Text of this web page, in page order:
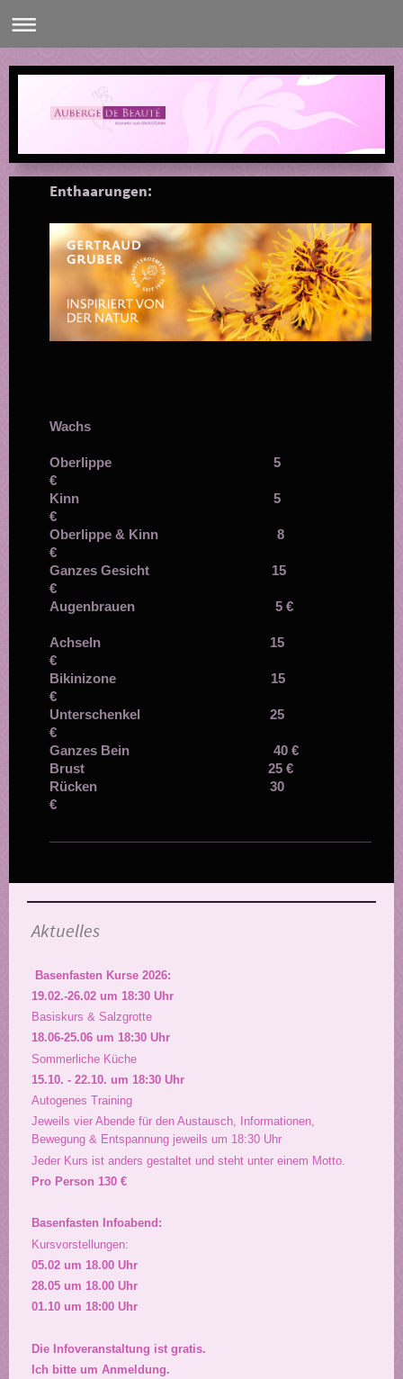
Enthaarungen:
Wachs
Oberlippe 5
€
Kinn 5
€
Oberlippe & Kinn 8
€
Ganzes Gesicht 15
€
Augenbrauen 5 €
Achseln 15
€
Bikinizone 15
€
Unterschenkel 25
€
Ganzes Bein 40 €
Brust 25 €
Rücken 30
€
Aktuelles
Basenfasten Kurse 2026:
19.02.-26.02 um 18:30 Uhr
Basiskurs & Salzgrotte
18.06-25.06 um 18:30 Uhr
Sommerliche Küche
15.10. - 22.10. um 18:30 Uhr
Autogenes Training
Jeweils vier Abende für den Austausch, Informationen,
Bewegung & Entspannung jeweils um 18:30 Uhr
Jeder Kurs ist anders gestaltet und steht unter einem Motto.
Pro Person 130 €
Basenfasten Infoabend:
Kursvorstellungen:
05.02 um 18.00 Uhr
28.05 um 18.00 Uhr
01.10 um 18:00 Uhr
Die Infoveranstaltung ist gratis.
Ich bitte um Anmeldung.